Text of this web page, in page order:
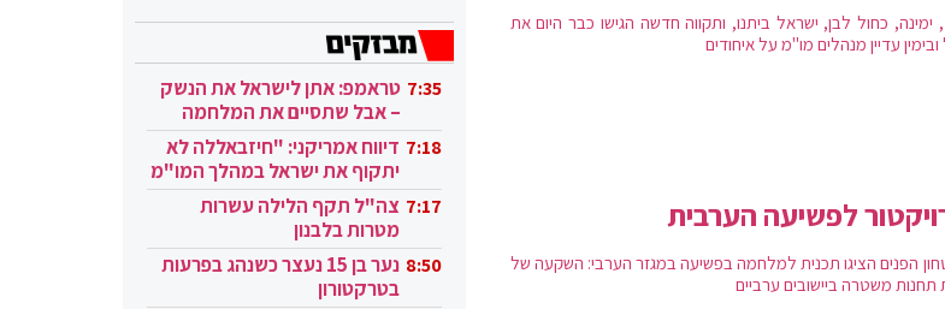
ימינה, כחול לבן, ישראל ביתנו, ותקווה חדשה הגישו כבר היום את
עדיין מנהלים מו"מ על איחודים
לפשיעה הערבית
הפנים הציגו תכנית למלחמה בפשיעה במגזר הערבי: השקעה של
7:35 טראמפ: אתן לישראל את הנשק
– אבל שתסיים את המלחמה
בעזה 7:18 דיווח אמריקני: "חיזבאללה לא
יתקוף את ישראל במהלך המו"מ
בקטאר" 7:17 צה"ל תקף הלילה עשרות
מטרות בלבנון
8:50
נער בן 15 נעצר כשנהג בפרעות
בטרקטורון